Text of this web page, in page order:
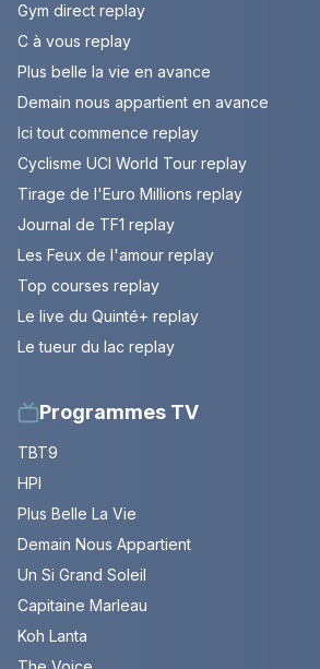
Gym direct replay
C à vous replay
Plus belle la vie en avance
Demain nous appartient en avance
Ici tout commence replay
Cyclisme UCI World Tour replay
Tirage de l'Euro Millions replay
Journal de TF1 replay
Les Feux de l'amour replay
Top courses replay
Le live du Quinté+ replay
Le tueur du lac replay
Programmes TV
TBT9
HPI
Plus Belle La Vie
Demain Nous Appartient
Un Si Grand Soleil
Capitaine Marleau
Koh Lanta